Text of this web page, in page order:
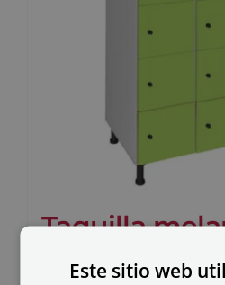
Taquilla
MHB-30/3
Este sitio web